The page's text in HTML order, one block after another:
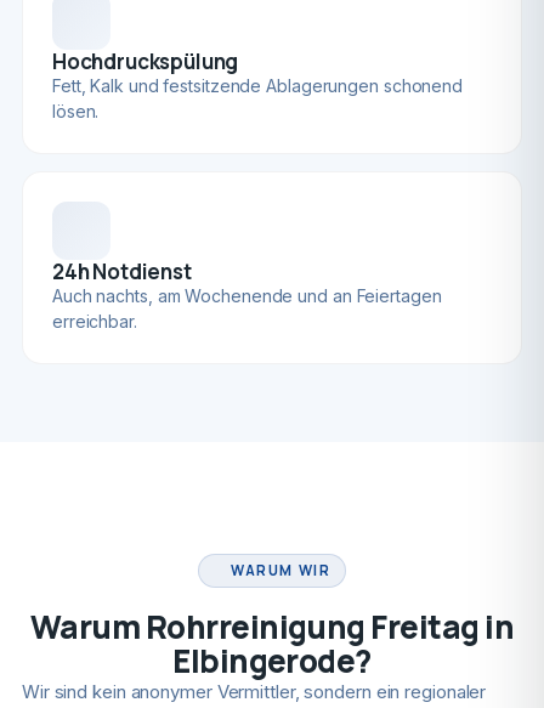
Hochdruckspülung
Fett, Kalk und festsitzende Ablagerungen schonend
lösen.
24h Notdienst
Auch nachts, am Wochenende und an Feiertagen
erreichbar.
WARUM WIR
Warum Rohrreinigung Freitag in
Elbingerode?
Wir sind kein anonymer Vermittler, sondern ein regionaler